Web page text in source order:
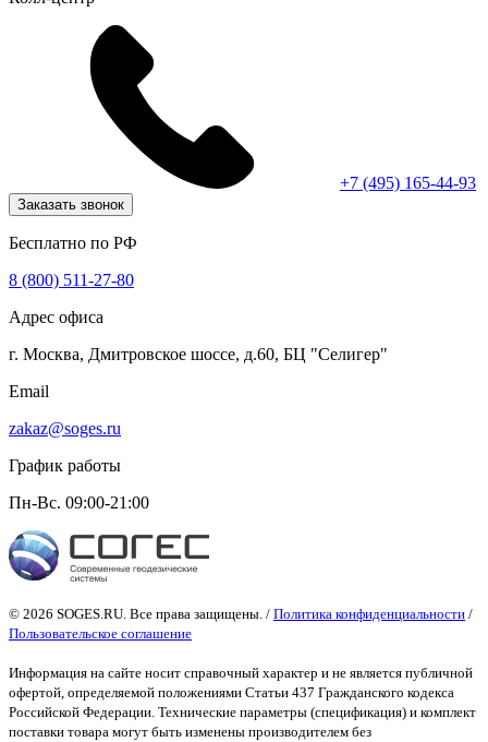
+7 (495) 165-44-93
Заказать звонок
Бесплатно по РФ
8 (800) 511-27-80
Адрес офиса
г. Москва, Дмитровское шоссе, д.60, БЦ "Селигер"
Email
zakaz@soges.ru
График работы
Пн-Вс. 09:00-21:00
© 2026 SOGES.RU. Все права защищены. / Политика конфиденциальности /
Пользовательское соглашение
Информация на сайте носит справочный характер и не является публичной
офертой, определяемой положениями Статьи 437 Гражданского кодекса
Российской Федерации. Технические параметры (спецификация) и комплект
поставки товара могут быть изменены производителем без